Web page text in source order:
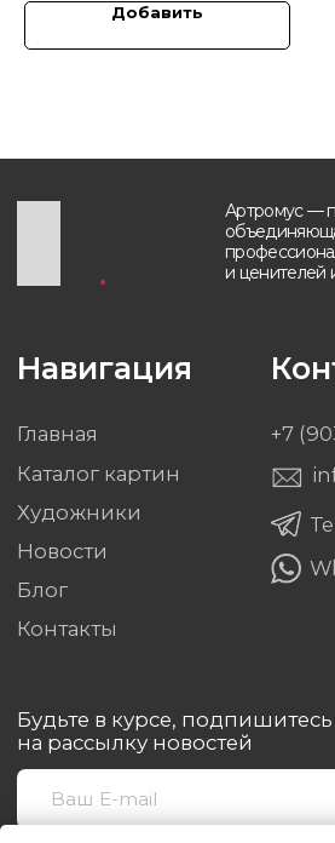
Добавить
Разработка и техническая поддержка сайтов